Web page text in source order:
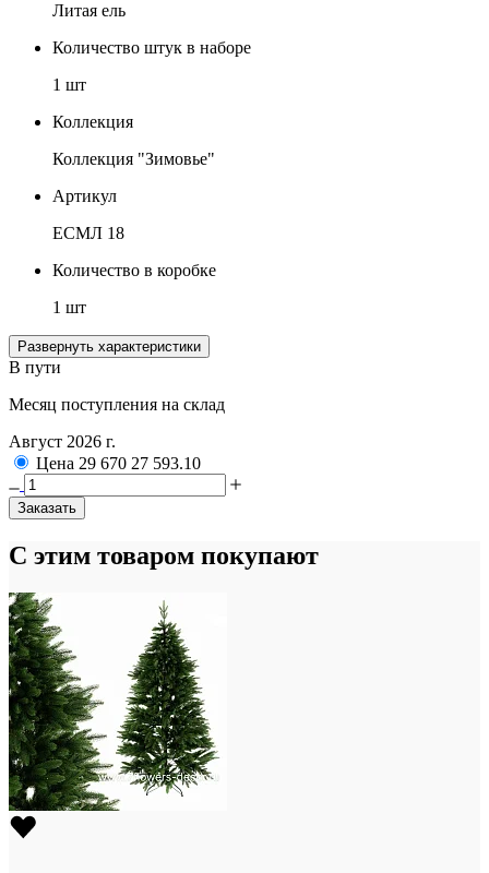
Литая ель
Количество штук в наборе
1 шт
Коллекция
Коллекция "Зимовье"
Артикул
ЕСМЛ 18
Количество в коробке
1 шт
Развернуть характеристики
В пути
Месяц поступления на склад
Август 2026 г.
Цена 29 670 27 593.10
Заказать
С этим товаром покупают